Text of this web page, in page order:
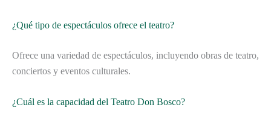
¿Qué tipo de espectáculos ofrece el teatro?
Ofrece una variedad de espectáculos, incluyendo obras de teatro,
conciertos y eventos culturales.
¿Cuál es la capacidad del Teatro Don Bosco?